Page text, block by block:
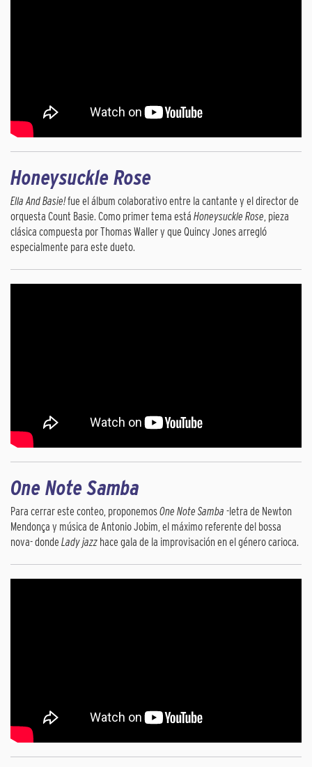
Honeysuckle Rose
Ella And Basie!fue el álbum colaborativo entre la cantante y el director de
orquesta Count Basie. Como primer tema está Honeysuckle Rose , pieza
clásica compuesta por Thomas Waller y que Quincy Jones arregló
especialmente para este dueto.
One Note Samba
Para cerrar este conteo, proponemosOne Note Samba -letra de Newton
Mendonça y música de Antonio Jobim, el máximo referente del bossa
nova- donde Lady jazz hace gala de la improvisación en el género carioca.